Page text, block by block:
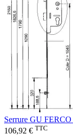
Serrure GU
106,92 € TTC